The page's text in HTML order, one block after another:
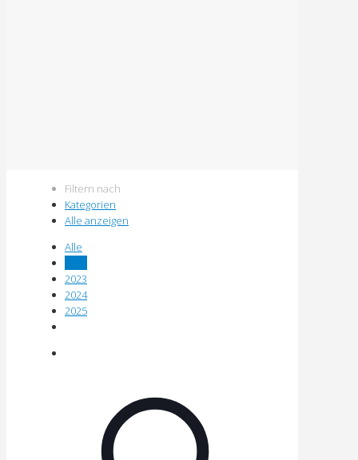
Filtern nach
Kategorien
Alle anzeigen
Alle
2023
2024
2025